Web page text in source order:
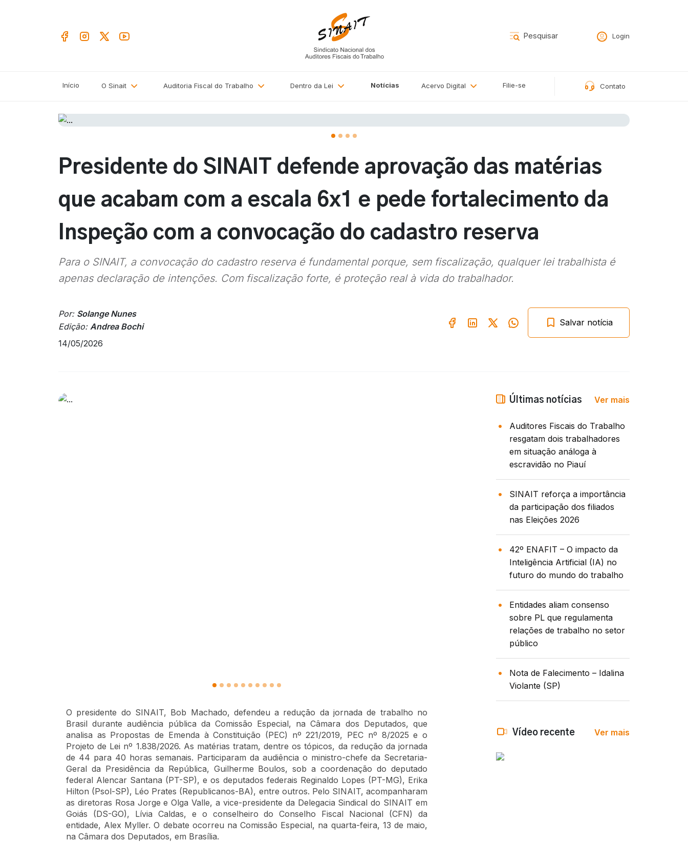
Login
Início O Sinait Auditoria Fiscal do Trabalho Dentro da Lei Notícias Acervo Digital Filie-se Contato
Presidente do SINAIT defende aprovação das matérias
que acabam com a escala 6x1 e pede fortalecimento da
Inspeção com a convocação do cadastro reserva
Para o SINAIT, a convocação do cadastro reserva é fundamental porque, sem fiscalização, qualquer lei trabalhista é
apenas declaração de intenções. Com fiscalização forte, é proteção real à vida do trabalhador.
Por: Solange Nunes
Edição: Andrea Bochi
14/05/2026
Salvar notícia
O presidente do SINAIT, Bob Machado, defendeu a redução da jornada de trabalho no
Brasil durante audiência pública da Comissão Especial, na Câmara dos Deputados, que
analisa as Propostas de Emenda à Constituição (PEC) nº 221/2019, PEC nº 8/2025 e o
Projeto de Lei nº 1.838/2026. As matérias tratam, dentre os tópicos, da redução da jornada
de 44 para 40 horas semanais. Participaram da audiência o ministro-chefe da Secretaria-
Geral da Presidência da República, Guilherme Boulos, sob a coordenação do deputado
federal Alencar Santana (PT-SP), e os deputados federais Reginaldo Lopes (PT-MG), Erika
Hilton (Psol-SP), Léo Prates (Republicanos-BA), entre outros. Pelo SINAIT, acompanharam
as diretoras Rosa Jorge e Olga Valle, a vice-presidente da Delegacia Sindical do SINAIT em
Goiás (DS-GO), Lívia Caldas, e o conselheiro do Conselho Fiscal Nacional (CFN) da
entidade, Alex Myller. O debate ocorreu na Comissão Especial, na quarta-feira, 13 de maio,
na Câmara dos Deputados, em Brasília.
Últimas notícias Ver mais
Auditores Fiscais do Trabalho
resgatam dois trabalhadores
em situação análoga à
escravidão no Piauí
SINAIT reforça a importância
da participação dos filiados
nas Eleições 2026
42º ENAFIT – O impacto da
Inteligência Artificial (IA) no
futuro do mundo do trabalho
Entidades aliam consenso
sobre PL que regulamenta
relações de trabalho no setor
público
Nota de Falecimento – Idalina
Violante (SP)
Vídeo recente Ver mais